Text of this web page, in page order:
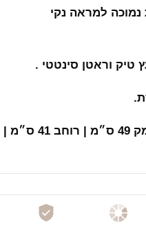
למראה נקי
טיק וראטן סינטטי .
גובה מושב 67 ס״מ | עומק 49 ס״מ | רוחב 41 ס״מ |